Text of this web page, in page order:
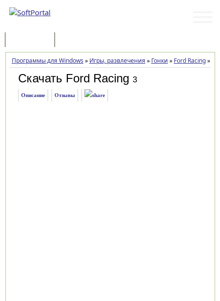
Программы для Windows » Игры, развлечения » Гонки » Ford Racing»
Скачать Ford Racing 3
Описание Отзывы